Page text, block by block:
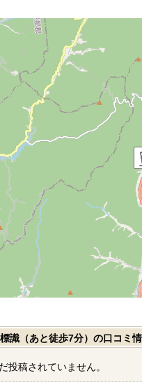
識（あと徒歩7分）の口コミ
投稿されていません。